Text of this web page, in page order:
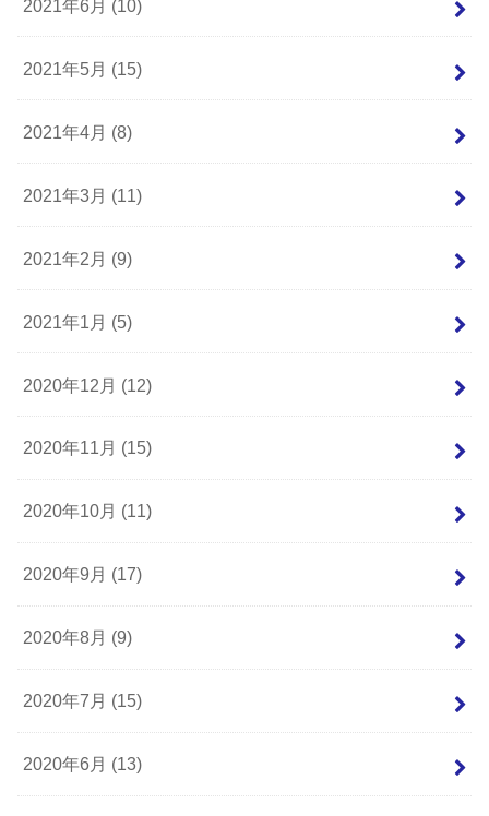
2021年6月 (10)
2021年5月 (15)
2021年4月 (8)
2021年3月 (11)
2021年2月 (9)
2021年1月 (5)
2020年12月 (12)
2020年11月 (15)
2020年10月 (11)
2020年9月 (17)
2020年8月 (9)
2020年7月 (15)
2020年6月 (13)